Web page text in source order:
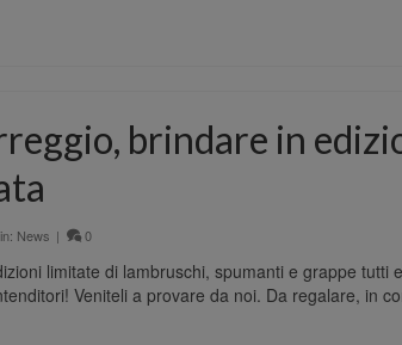
brindare in
News | 0
limitate di lambruschi, spumanti e grappe
Veniteli a provare da noi. Da regalare, in